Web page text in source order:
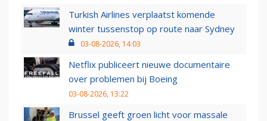
Turkish Airlines verplaatst komende
winter tussenstop op route naar Sydney
03-08-2026, 14:03
Netflix publiceert nieuwe documentaire
over problemen bij Boeing
03-08-2026, 13:22
Brussel geeft groen licht voor massale